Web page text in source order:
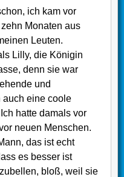
ich kam vor
Monaten aus
Leuten.
Lilly, die Königin
denn sie war
und
auch eine coole
hatte damals vor
neuen Menschen.
das ist echt
es besser ist
bloß, weil sie